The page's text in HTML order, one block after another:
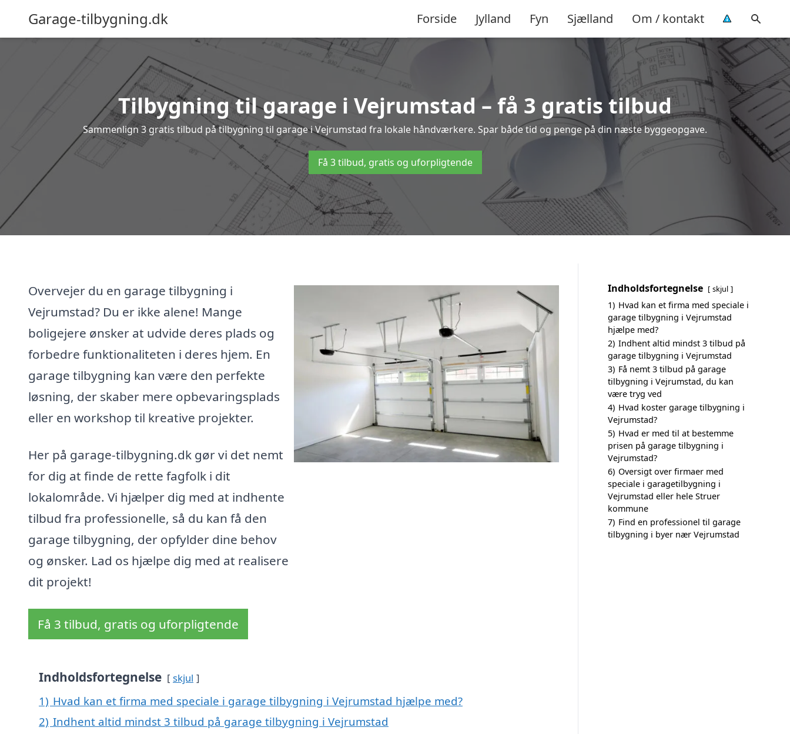
Garage-tilbygning.dk Forside Jylland Fyn Sjælland Om / kontakt
Tilbygning til garage i Vejrumstad – få 3 gratis tilbud
Sammenlign 3 gratis tilbud på tilbygning til garage i Vejrumstad fra lokale håndværkere. Spar både tid og penge på din næste byggeopgave.
Få 3 tilbud, gratis og uforpligtende
Overvejer du en garage tilbygning i
Vejrumstad? Du er ikke alene! Mange
boligejere ønsker at udvide deres plads og
forbedre funktionaliteten i deres hjem. En
garage tilbygning kan være den perfekte
løsning, der skaber mere opbevaringsplads
eller en workshop til kreative projekter.
Her på garage-tilbygning.dk gør vi det nemt
for dig at finde de rette fagfolk i dit
lokalområde. Vi hjælper dig med at indhente
tilbud fra professionelle, så du kan få den
garage tilbygning, der opfylder dine behov
og ønsker. Lad os hjælpe dig med at realisere
dit projekt!
Få 3 tilbud, gratis og uforpligtende
Indholdsfortegnelse skjul
1) Hvad kan et firma med speciale i garage tilbygning i Vejrumstad hjælpe med?
2) Indhent altid mindst 3 tilbud på garage tilbygning i Vejrumstad
Indholdsfortegnelse skjul
1) Hvad kan et firma med speciale i
garage tilbygning i Vejrumstad
hjælpe med?
2) Indhent altid mindst 3 tilbud på
garage tilbygning i Vejrumstad
3) Få nemt 3 tilbud på garage
tilbygning i Vejrumstad, du kan
være tryg ved
4) Hvad koster garage tilbygning i
Vejrumstad?
5) Hvad er med til at bestemme
prisen på garage tilbygning i
Vejrumstad?
6) Oversigt over firmaer med
speciale i garagetilbygning i
Vejrumstad eller hele Struer
kommune
7) Find en professionel til garage
tilbygning i byer nær Vejrumstad